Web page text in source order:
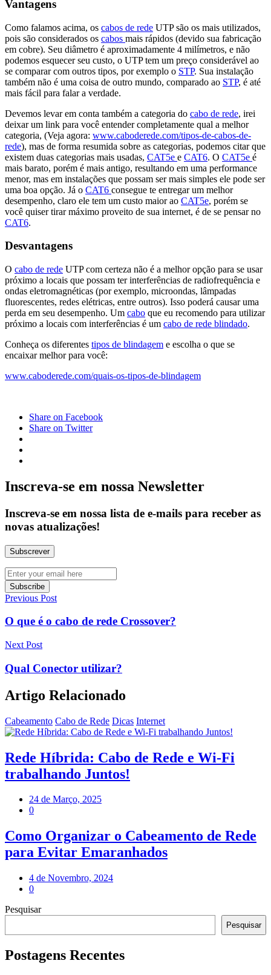
Vantagens
Como falamos acima, os cabos de rede UTP são os mais utilizados,
pois são considerados os cabos mais rápidos (devido sua fabricação
em cobre). Seu diâmetro é aproximadamente 4 milímetros, e não
podemos esquecer seu custo, o UTP tem um preço considerável ao
se comparar com outros tipos, por exemplo o STP. Sua instalação
também não é uma coisa de outro mundo, comparado ao STP, é até
mais fácil para falar a verdade.
Devemos levar em conta também a categoria do cabo de rede, irei
deixar um link para você entender completamente qual a melhor
categoria, (Veja agora: www.caboderede.com/tipos-de-cabos-de-
rede), mas de forma resumida sobre as categorias, podemos citar que
existem duas categorias mais usadas, CAT5e e CAT6. O CAT5e é
mais barato, porém é mais antigo, resultando em uma performance
menor, mas em instalações que possam ser mais simples ele pode ser
uma boa opção. Já o CAT6 consegue te entregar um melhor
desempenho, claro ele tem um custo maior ao CAT5e, porém se
você quiser tirar máximo proveito de sua internet, é de se pensar no
CAT6.
Desvantagens
O cabo de rede UTP com certeza não é a melhor opção para se usar
próximo a locais que possam ter interferências de radiofrequência e
ondas eletromagnéticas (por exemplo, microondas, lâmpadas
fluorescentes, redes elétricas, entre outros). Isso poderá causar uma
perda em seu desempenho. Um cabo que eu recomendo para utilizar
próximo a locais com interferências é um cabo de rede blindado.
Conheça os diferentes tipos de blindagem e escolha o que se
encaixar melhor para você:
www.caboderede.com/quais-os-tipos-de-blindagem
Share on Facebook
Share on Twitter
Inscreva-se em nossa Newsletter
Inscreva-se em nossa lista de e-mails para receber as
novas atualizações!
Previous Post
O que é o cabo de rede Crossover?
Next Post
Qual Conector utilizar?
Artigo Relacionado
Cabeamento Cabo de Rede Dicas Internet
Rede Híbrida: Cabo de Rede e Wi-Fi
trabalhando Juntos!
24 de Março, 2025
0
Como Organizar o Cabeamento de Rede
para Evitar Emaranhados
4 de Novembro, 2024
0
Pesquisar
Pesquisar
Postagens Recentes